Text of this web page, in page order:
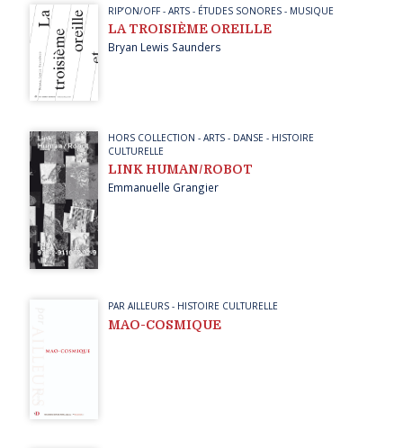
RIP’ON/OFF- ARTS- ÉTUDES SONORES- MUSIQUE
LA TROISIÈME OREILLE
Bryan Lewis Saunders
HORS COLLECTION - ARTS- DANSE - HISTOIRE
CULTURELLE
LINK HUMAN/ROBOT
Emmanuelle Grangier
PAR AILLEURS- HISTOIRE CULTURELLE
MAO-COSMIQUE